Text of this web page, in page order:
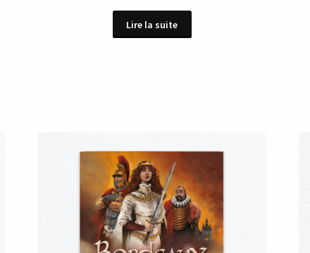
prix
initial
Lire la suite